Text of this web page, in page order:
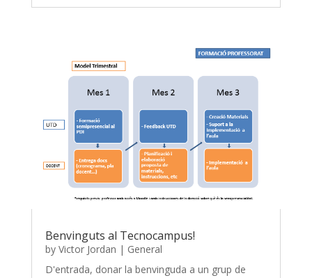
Benvinguts al Tecnocampus!
by Victor Jordan | General
D'entrada, donar la benvinguda a un grup de